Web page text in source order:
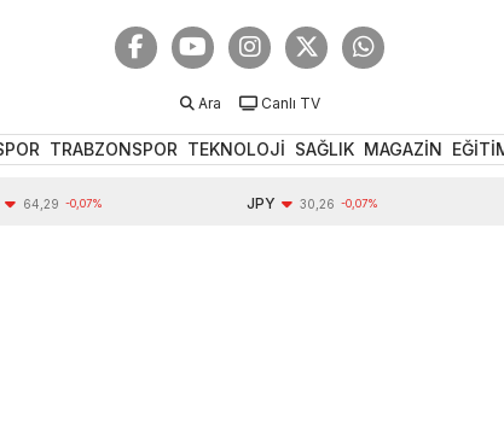
Ara Canlı TV
TRABZONSPOR TEKNOLOJİ SAĞLIK MAGAZİN
-0,07% 30,26 -0,07%